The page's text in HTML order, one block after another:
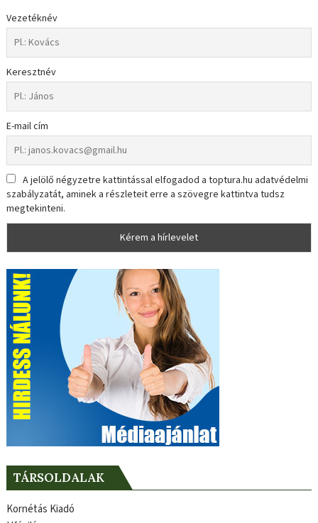
Vezetéknév
Keresztnév
E-mail cím
A jelölő négyzetre kattintással elfogadod a toptura.hu adatvédelmi
szabályzatát, aminek a részleteit erre a szövegre kattintva tudsz
megtekinteni.
TÁRSOLDALAK
Kornétás Kiadó